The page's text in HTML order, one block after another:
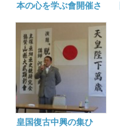
本の心を学ぶ會開催さ
皇国復古中興の集ひ